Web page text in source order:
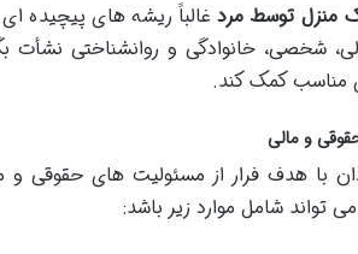
منزل توسط مرد غالباً ریشه های پیچیده
شخصی، خانوادگی و روانشناختی نشأت
مناسب کمک کند.
با هدف فرار از مسئولیت های حقوقی و
تواند شامل موارد زیر باشد: